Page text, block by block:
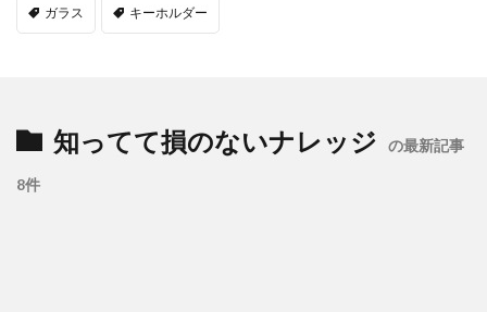
ガラス キーホルダー
知ってて損のないナレッジ の最新記事
8件